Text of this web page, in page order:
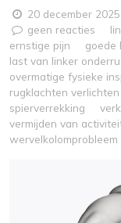
20 december 2025
geen reacties
ernstige pijn
goede
last van linker
overmatige fysieke
rugklachten verlichten
spierverrekking
vermijden van
wervelkolomprobleem